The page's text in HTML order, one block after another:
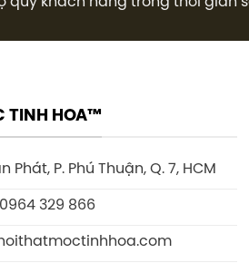
TINH HOA™
Phát, P. Phú Thuận, Q. 7, HCM
329 866